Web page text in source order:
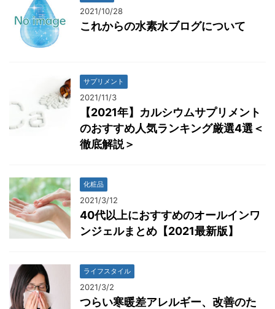
2021/10/28
これからの水素水ブログについて
サプリメント
2021/11/3
【2021年】カルシウムサプリメント
のおすすめ人気ランキング厳選4選＜
徹底解説＞
化粧品
2021/3/12
40代以上におすすめのオールインワ
ンジェルまとめ【2021最新版】
ライフスタイル
2021/3/2
つらい寒暖差アレルギー、改善のた